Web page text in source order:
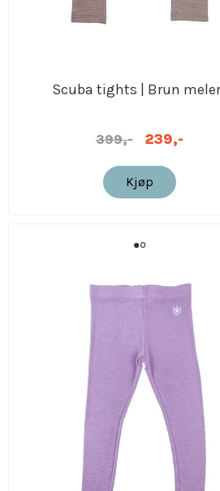
Scuba tights | Brun
399,- 239,-
Kjøp